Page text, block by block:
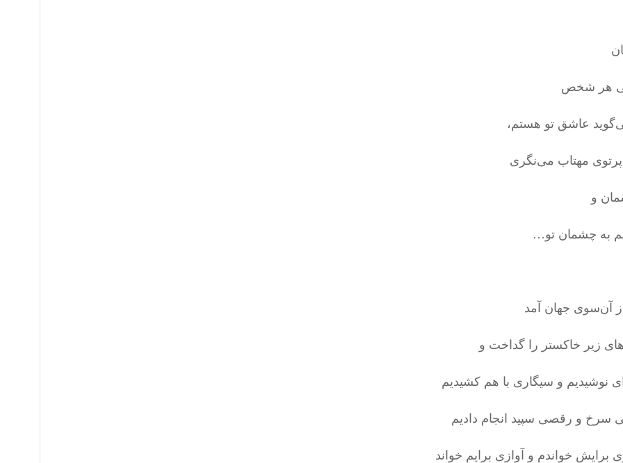
هر شخص
عاشق تو هستم،
پرتوی مهتاب می‌نگری
و
به چشمان تو…
آن‌سوی جهان آمد
زیر خاکستر را گداخت و
نوشیدیم و سیگاری با هم کشیدیم
سرخ و رقصی سپید انجام دادیم
برایش خواندم و آوازی برایم خواند